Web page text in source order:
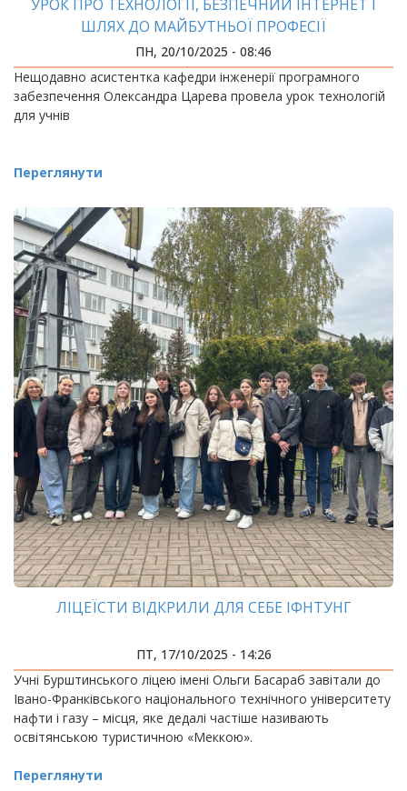
УРОК ПРО ТЕХНОЛОГІЇ, БЕЗПЕЧНИЙ ІНТЕРНЕТ І
ШЛЯХ ДО МАЙБУТНЬОЇ ПРОФЕСІЇ
ПН, 20/10/2025 - 08:46
Нещодавно асистентка кафедри інженерії програмного
забезпечення Олександра Царева провела урок технологій
для учнів
Переглянути
ЛІЦЕЇСТИ ВІДКРИЛИ ДЛЯ СЕБЕ ІФНТУНГ
ПТ, 17/10/2025 - 14:26
Учні Бурштинського ліцею імені Ольги Басараб завітали до
Івано-Франківського національного технічного університету
нафти і газу – місця, яке дедалі частіше називають
освітянською туристичною «Меккою».
Переглянути